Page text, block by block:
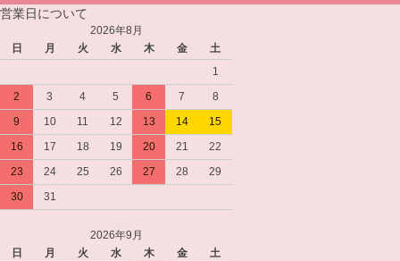
営業日について
2026年8月
日
月 火 水 木 金
土
1
2
3 4 5 6 7
8
9
10 11 12 13 14
15
16
17 18 19 20 21
22
23
24 25 26 27 28
29
30
31
2026年9月
日
月 火 水 木 金
土